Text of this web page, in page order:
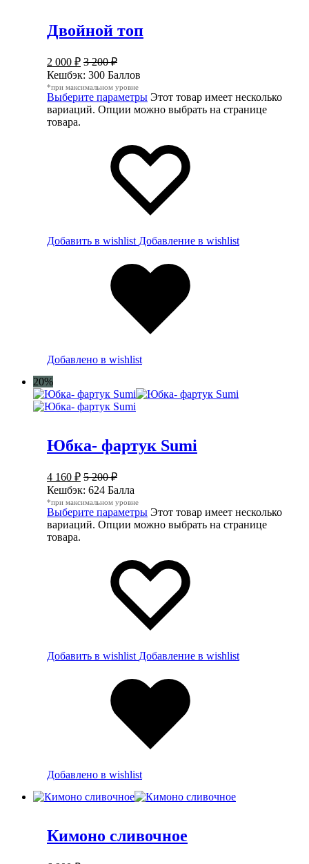
Двойной топ
2 000 ₽ 3 200₽
Кешбэк: 300 Баллов
*при максимальном уровне
Выберите параметры Этот товар имеет несколько
вариаций. Опции можно выбрать на странице
товара.
Добавить в wishlist Добавление в wishlist
Добавлено в wishlist
20%
Юбка- фартук Sumi
4 160 ₽ 5 200₽
Кешбэк: 624 Балла
*при максимальном уровне
Выберите параметры Этот товар имеет несколько
вариаций. Опции можно выбрать на странице
товара.
Добавить в wishlist Добавление в wishlist
Добавлено в wishlist
Кимоно сливочное